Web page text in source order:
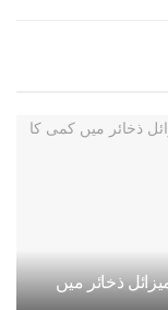
ذخائر میں